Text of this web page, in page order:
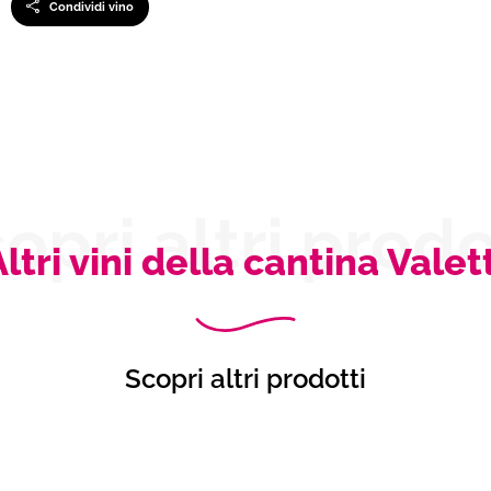
Condividi vino
altri
vini della cantina
Scopri altri prodotti